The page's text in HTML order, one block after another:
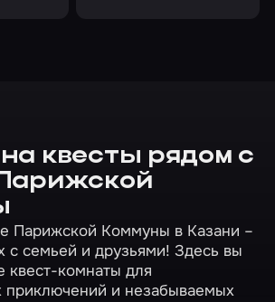
квесты рядом с
Парижской Коммуны в Казани –
с семьей и друзьями! Здесь вы
квест-комнаты для
приключений и незабываемых